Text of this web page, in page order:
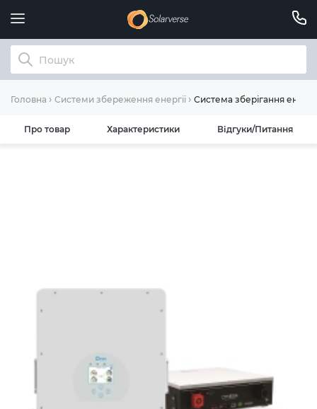
Головна Системи збереження енергії Система зберігання
Про товар Характеристики Відгуки/Питання